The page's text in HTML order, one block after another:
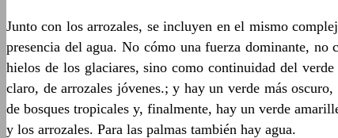
Junto con los arrozales, se incluyen en el mismo
presencia del agua. No cómo una fuerza dominante,
hielos de los glaciares, sino como continuidad del
claro, de arrozales jóvenes.; y hay un verde más
de bosques tropicales y, finalmente, hay un verde
y los arrozales. Para las palmas también hay agua.